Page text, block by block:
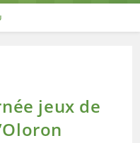
jeux de